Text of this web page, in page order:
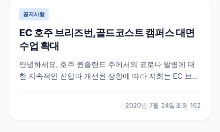
공지사항
EC 호주 브리즈번,골드코스트 캠퍼스 대면
수업 확대
안녕하세요, 호주 퀸즐랜드 주에서의 코로나 발병에 대
한 지속적인 진압과 개선된 상황에 따라 저희는 EC 브리
일간 (월요일, 화요일, 수요일) 캠퍼스 내에서 대면수업
이 진행되며, 목요일과 금요일 에는 온라인 수업...
2020년 7월 24일조회 162